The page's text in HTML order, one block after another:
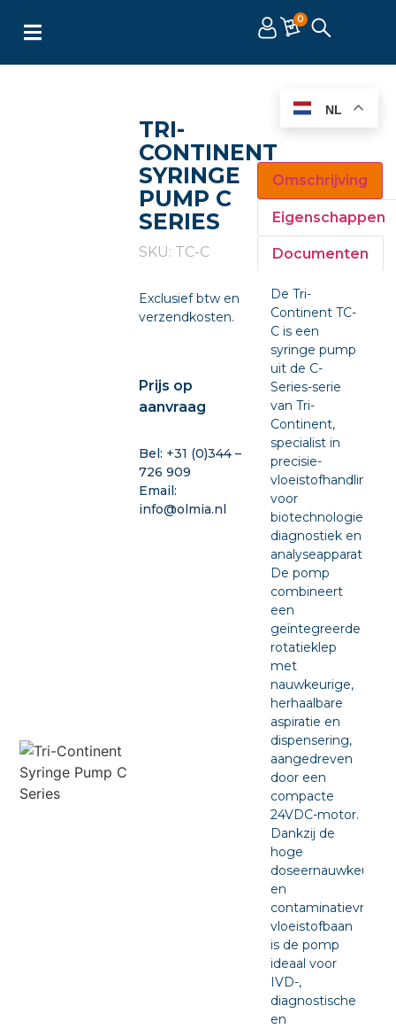
0
TRI-
CONTINENT
SYRINGE
PUMP C
SERIES
SKU: TC-C
Exclusief btw en
verzendkosten.
Prijs op
aanvraag
Bel: +31 (0)344 –
726 909
Email:
info@olmia.nl
Omschrijving
Eigenschappen
Documenten
De Tri-
Continent TC-
C is een
syringe pump
uit de C-
Series-serie
van Tri-
Continent,
specialist in
precisie-
vloeistofhandling
voor
biotechnologie,
diagnostiek en
analyseapparatuur.
De pomp
combineert
een
geïntegreerde
rotatieklep
met
nauwkeurige,
herhaalbare
aspiratie en
dispensering,
aangedreven
door een
compacte
24VDC-motor.
Dankzij de
hoge
en
contaminatievrije
vloeistofbaan
is de pomp
ideaal voor
IVD-,
diagnostische
en
NL